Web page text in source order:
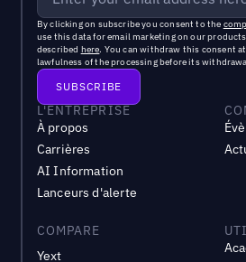
By clicking on subscribe you consent to the
use this data for email marketing on our
described here. You can withdraw this consent
lawfulness of the processing before its
L'ENTREPRISE
À propos
Carrières
AI Information
Lanceurs d'alerte
COMPARE
Yext